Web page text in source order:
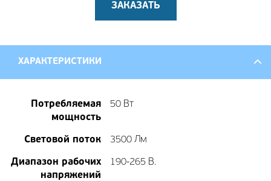
ЗАКАЗАТЬ
ХАРАКТЕРИСТИКИ
Потребляемая
мощность
50 Вт
Световой поток 3500 Лм
Диапазон рабочих
напряжений
190-265 В.